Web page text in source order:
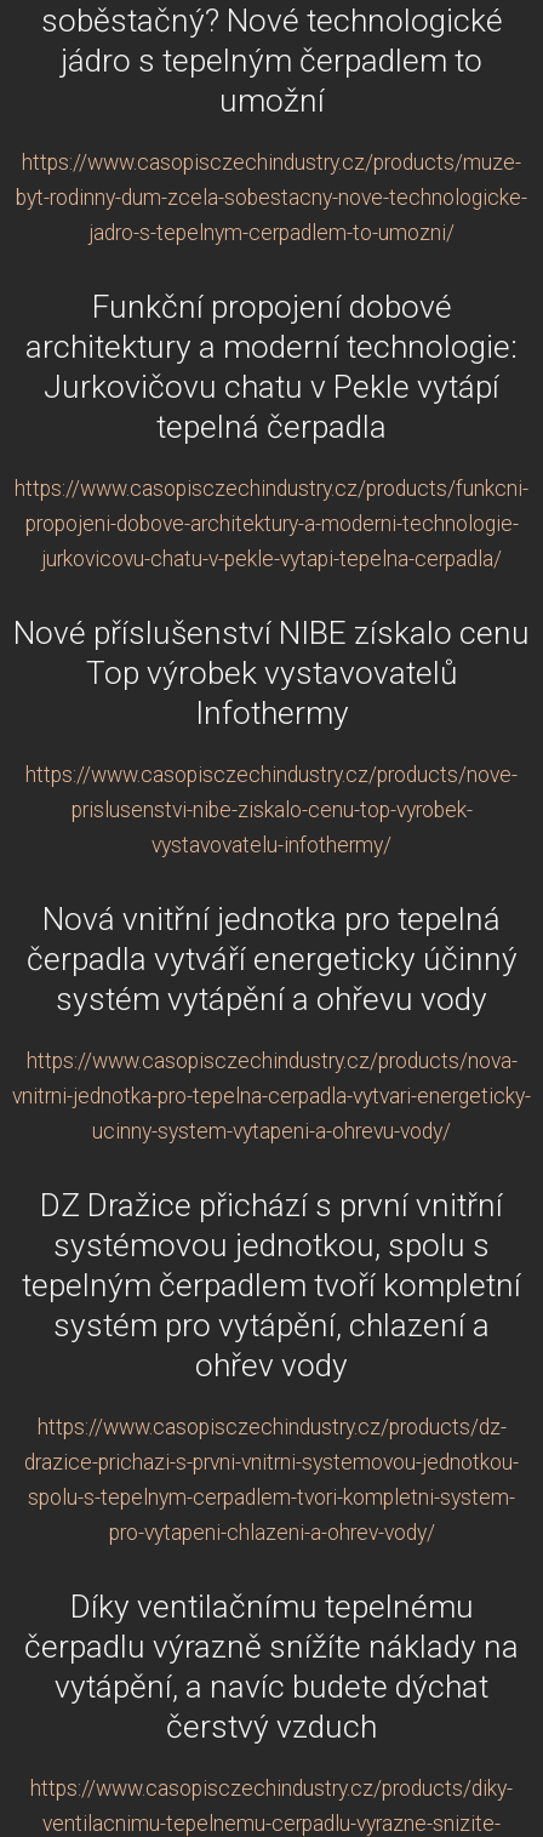
soběstačný? Nové technologické
jádro s tepelným čerpadlem to
umožní
https://www.casopisczechindustry.cz/products/muze-
byt-rodinny-dum-zcela-sobestacny-nove-technologicke-
jadro-s-tepelnym-cerpadlem-to-umozni/
Funkční propojení dobové
architektury a moderní technologie:
Jurkovičovu chatu v Pekle vytápí
tepelná čerpadla
https://www.casopisczechindustry.cz/products/funkcni-
propojeni-dobove-architektury-a-moderni-technologie-
jurkovicovu-chatu-v-pekle-vytapi-tepelna-cerpadla/
Nové příslušenství NIBE získalo cenu
Top výrobek vystavovatelů
Infothermy
https://www.casopisczechindustry.cz/products/nove-
prislusenstvi-nibe-ziskalo-cenu-top-vyrobek-
vystavovatelu-infothermy/
Nová vnitřní jednotka pro tepelná
čerpadla vytváří energeticky účinný
systém vytápění a ohřevu vody
https://www.casopisczechindustry.cz/products/nova-
vnitrni-jednotka-pro-tepelna-cerpadla-vytvari-energeticky-
ucinny-system-vytapeni-a-ohrevu-vody/
DZ Dražice přichází s první vnitřní
systémovou jednotkou, spolu s
tepelným čerpadlem tvoří kompletní
systém pro vytápění, chlazení a
ohřev vody
https://www.casopisczechindustry.cz/products/dz-
drazice-prichazi-s-prvni-vnitrni-systemovou-jednotkou-
spolu-s-tepelnym-cerpadlem-tvori-kompletni-system-
pro-vytapeni-chlazeni-a-ohrev-vody/
Díky ventilačnímu tepelnému
čerpadlu výrazně snížíte náklady na
vytápění, a navíc budete dýchat
čerstvý vzduch
https://www.casopisczechindustry.cz/products/diky-
ventilacnimu-tepelnemu-cerpadlu-vyrazne-snizite-